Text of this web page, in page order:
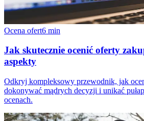
Ocena ofert6 min
Jak skutecznie ocenić oferty
aspekty
Odkryj kompleksowy przewodnik, jak
dokonywać mądrych decyzji i unikać
ocenach.